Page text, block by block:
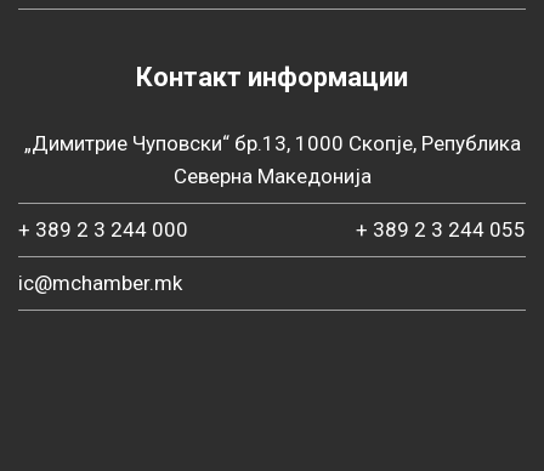
Контакт информации
„Димитрие Чуповски“ бр.13, 1000 Скопје, Република
Северна Македонија
+ 389 2 3 244 000 + 389 2 3 244 055
ic@mchamber.mk